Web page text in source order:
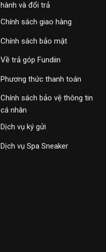
hành và đổi trả
Chính sách giao hàng
Chính sách bảo mật
Về trả góp Fundiin
Phương thức thanh toán
Chính sách bảo vệ thông tin
cá nhân
Dịch vụ ký gửi
Dịch vụ Spa Sneaker